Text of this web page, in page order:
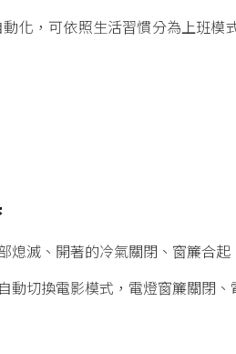
化，可依照生活習慣分為上班
滅、開著的冷氣關閉、窗簾合
切換電影模式，電燈窗簾關閉、